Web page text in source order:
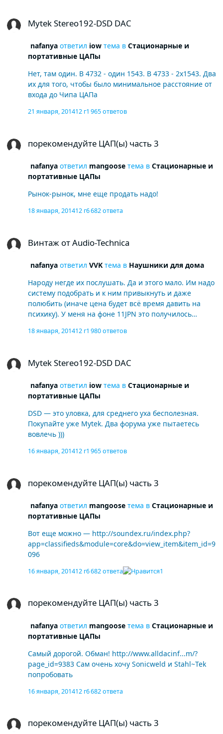
Mytek Stereo192-DSD DAC
nafanyaответил iowтема в Стационарные и
портативные ЦАПы
Нет, там один. В 4732 - один 1543. В 4733 - 2x1543. Два
их для того, чтобы было минимальное расстояние от
входа до Чипа ЦАПа
21 января, 201412 г1 965 ответов
порекомендуйте ЦАП(ы) часть 3
nafanyaответил mangooseтема в Стационарные и
портативные ЦАПы
Рынок-рынок, мне еще продать надо!
18 января, 201412 г6 682 ответа
Винтаж от Audio-Technica
nafanyaответил VVKтема в Наушники для дома
Народу негде их послушать. Да и этого мало. Им надо
систему подобрать и к ним привыкнуть и даже
полюбить (иначе цена будет всё время давить на
психику). У меня на фоне 11JPN это получилось
раньше. Кто-то с ними вообще не подружился даже в
18 января, 201412 г1 980 ответов
Mytek Stereo192-DSD DAC
nafanyaответил iowтема в Стационарные и
портативные ЦАПы
DSD — это уловка, для среднего уха бесполезная.
Покупайте уже Mytek. Два форума уже пытаетесь
вовлечь )))
16 января, 201412 г1 965 ответов
порекомендуйте ЦАП(ы) часть 3
nafanyaответил mangooseтема в Стационарные и
портативные ЦАПы
Вот еще можно — http://soundex.ru/index.php?
app=classifieds&module=core&do=view_item&item_id=9
096
16 января, 201412 г6 682 ответа 1
порекомендуйте ЦАП(ы) часть 3
nafanyaответил mangooseтема в Стационарные и
портативные ЦАПы
Самый дорогой. Обман! http://www.alldacinf...m/?
page_id=9383 Сам очень хочу Sonicweld и Stahl~Tek
попробовать
16 января, 201412 г6 682 ответа
порекомендуйте ЦАП(ы) часть 3